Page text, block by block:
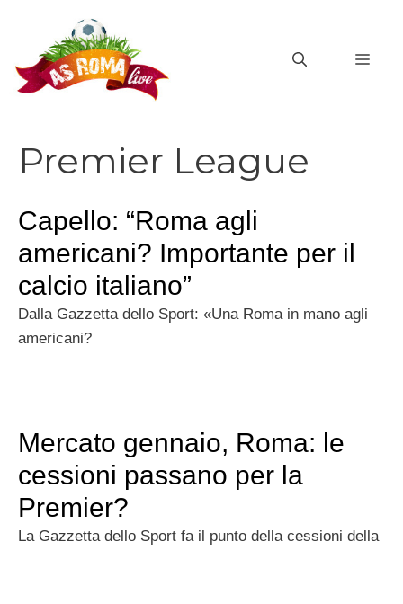
contenuto
Premier League
Capello: “Roma agli
americani? Importante per il
calcio italiano”
Dalla Gazzetta dello Sport: «Una Roma in mano agli
americani?
Mercato gennaio, Roma: le
cessioni passano per la
Premier?
La Gazzetta dello Sport fa il punto della cessioni della